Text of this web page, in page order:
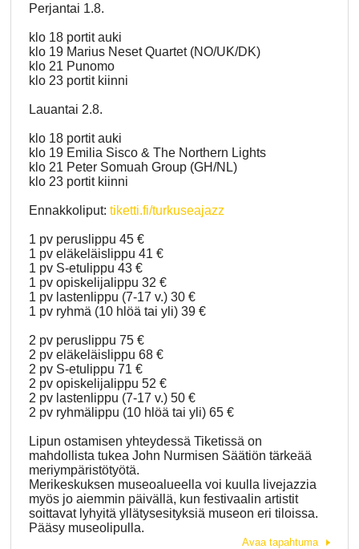
Perjantai 1.8.
klo 18 portit auki
klo 19 Marius Neset Quartet (NO/UK/DK)
klo 21 Punomo
klo 23 portit kiinni
Lauantai 2.8.
klo 18 portit auki
klo 19 Emilia Sisco & The Northern Lights
klo 21 Peter Somuah Group (GH/NL)
klo 23 portit kiinni
Ennakkoliput: tiketti.fi/turkuseajazz
1 pv peruslippu 45 €
1 pv eläkeläislippu 41 €
1 pv S-etulippu 43 €
1 pv opiskelijalippu 32 €
1 pv lastenlippu (7-17 v.) 30 €
1 pv ryhmä (10 hlöä tai yli) 39 €
2 pv peruslippu 75 €
2 pv eläkeläislippu 68 €
2 pv S-etulippu 71 €
2 pv opiskelijalippu 52 €
2 pv lastenlippu (7-17 v.) 50 €
2 pv ryhmälippu (10 hlöä tai yli) 65 €
Lipun ostamisen yhteydessä Tiketissä on
mahdollista tukea John Nurmisen Säätiön tärkeää
meriympäristötyötä.
Merikeskuksen museoalueella voi kuulla livejazzia
myös jo aiemmin päivällä, kun festivaalin artistit
soittavat lyhyitä yllätysesityksiä museon eri tiloissa.
Pääsy museolipulla.
Avaa tapahtuma